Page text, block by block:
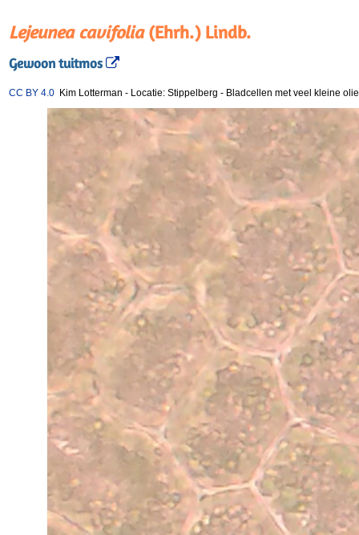
Lejeunea cavifolia(Ehrh.) Lindb.
Gewoon tuitmos
CC BY 4.0 Kim Lotterman - Locatie: Stippelberg - Bladcellen met veel kleine